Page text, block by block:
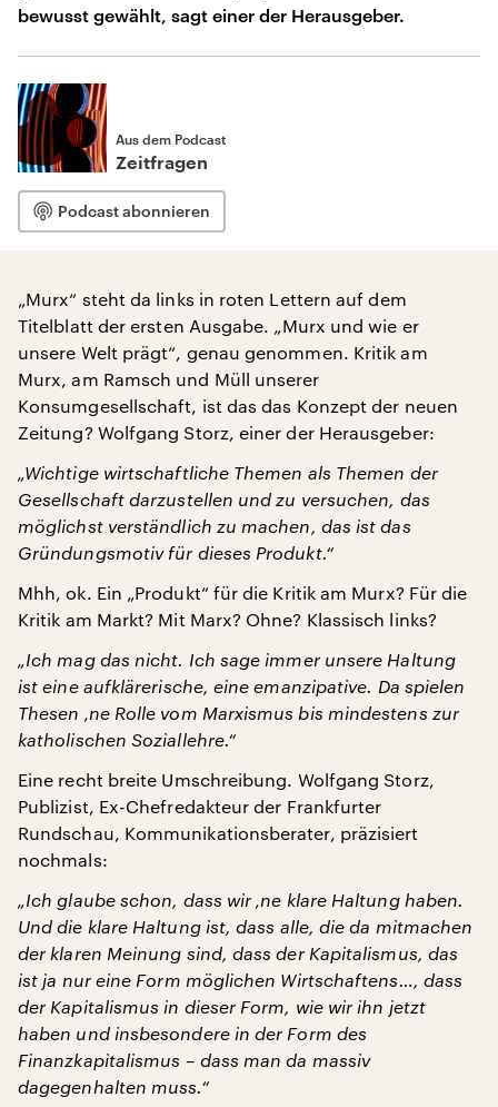
bewusst gewählt, sagt einer der Herausgeber.
Aus dem Podcast
Zeitfragen
Podcast abonnieren
„Murx“ steht da links in roten Lettern auf dem
Titelblatt der ersten Ausgabe. „Murx und wie er
unsere Welt prägt“, genau genommen. Kritik am
Murx, am Ramsch und Müll unserer
Konsumgesellschaft, ist das das Konzept der neuen
Zeitung? Wolfgang Storz, einer der Herausgeber:
„Wichtige wirtschaftliche Themen als Themen der
Gesellschaft darzustellen und zu versuchen, das
möglichst verständlich zu machen, das ist das
Gründungsmotiv für dieses Produkt.“
Mhh, ok. Ein „Produkt“ für die Kritik am Murx? Für die
Kritik am Markt? Mit Marx? Ohne? Klassisch links?
„Ich mag das nicht. Ich sage immer unsere Haltung
ist eine aufklärerische, eine emanzipative. Da spielen
Thesen ‚ne Rolle vom Marxismus bis mindestens zur
katholischen Soziallehre.“
Eine recht breite Umschreibung. Wolfgang Storz,
Publizist, Ex-Chefredakteur der Frankfurter
Rundschau, Kommunikationsberater, präzisiert
nochmals:
„Ich glaube schon, dass wir ‚ne klare Haltung haben.
Und die klare Haltung ist, dass alle, die da mitmachen
der klaren Meinung sind, dass der Kapitalismus, das
ist ja nur eine Form möglichen Wirtschaftens…, dass
der Kapitalismus in dieser Form, wie wir ihn jetzt
haben und insbesondere in der Form des
Finanzkapitalismus – dass man da massiv
dagegenhalten muss.“